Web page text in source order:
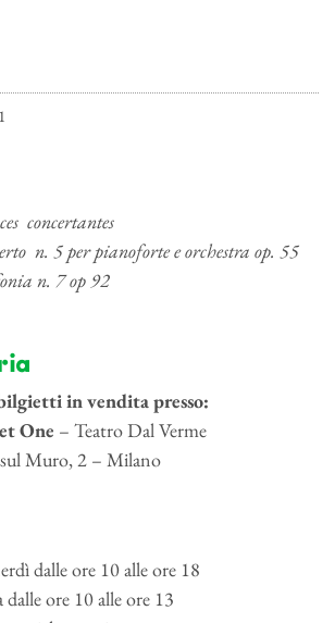
concertantes
n. 5 per pianoforte e orchestra op. 55
n. 7 op 92
in vendita presso:
One – Teatro Dal Verme
Muro, 2 – Milano
dalle ore 10 alle ore 18
dalle ore 10 alle ore 13